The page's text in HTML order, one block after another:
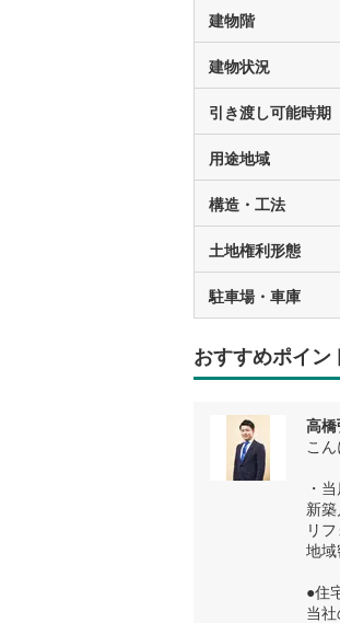
建物階
建物状況
引き渡し可能時期
用途地域
構造・工法
土地権利形態
駐車場・車庫
おすすめポイン
高
こ
・
新
リ
地
●住
当